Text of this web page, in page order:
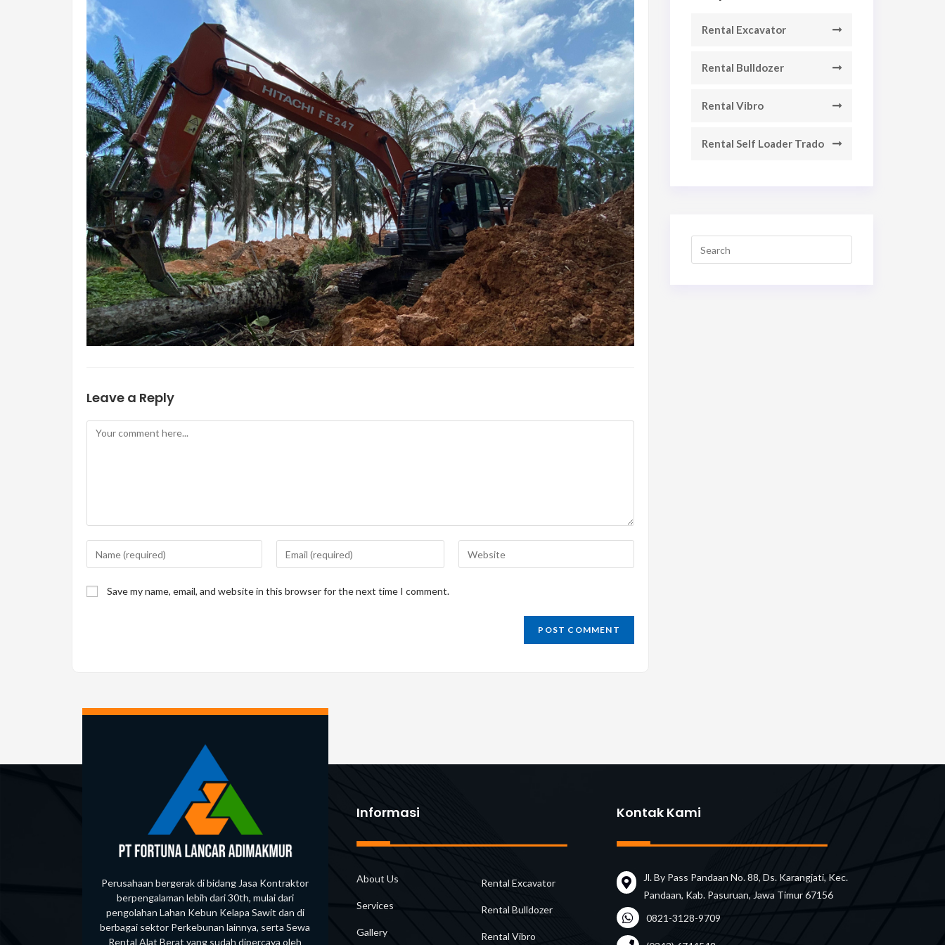
Leave a Reply
Comment
your
name
or
your
your
Save my name, email, and website in this browser for the next time I comment.
Rental Excavator
Rental Bulldozer
Rental Vibro
Rental Self Loader Trado
Perusahaan bergerak di bidang Jasa Kontraktor
berpengalaman lebih dari 30th, mulai dari
pengolahan Lahan Kebun Kelapa Sawit dan di
berbagai sektor Perkebunan lainnya, serta Sewa
Rental Alat Berat yang sudah dipercaya oleh
Informasi
About Us
Services
Gallery
Rental Excavator
Rental Bulldozer
Rental Vibro
Kontak Kami
Jl. By Pass Pandaan No. 88, Ds. Karangjati, Kec.
Pandaan, Kab. Pasuruan, Jawa Timur 67156
0821-3128-9709